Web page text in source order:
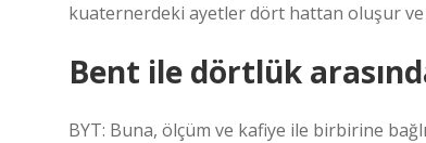
kuaternerdeki ayetler dört hattan oluşur
Bent ile dörtlük
BYT: Buna, ölçüm ve kafiye ile birbirine